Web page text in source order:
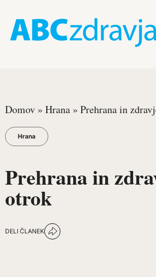
Domov » Hrana » Prehrana in
Hrana
Prehrana in
otrok
DELI ČLANEK